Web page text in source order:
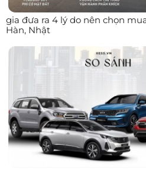
gia đưa ra 4 lý do nên chọn
Hàn, Nhật